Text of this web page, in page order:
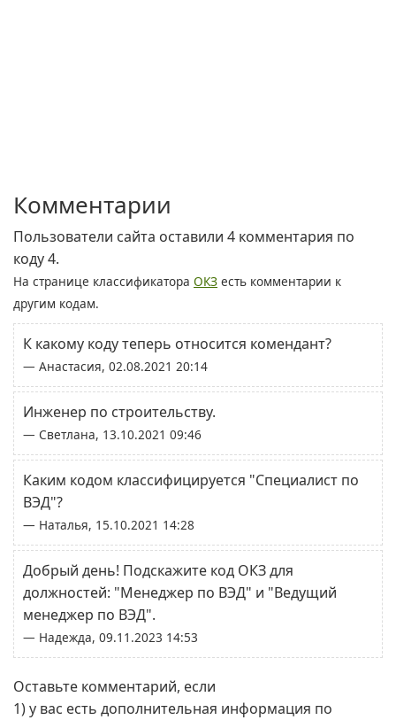
Комментарии
Пользователи сайта оставили 4 комментария по
коду 4.
На странице классификатора ОКЗ есть комментарии к
другим кодам.
К какому коду теперь относится комендант?
— Анастасия, 02.08.2021 20:14
Инженер по строительству.
— Светлана, 13.10.2021 09:46
Каким кодом классифицируется "Специалист по
ВЭД"?
— Наталья, 15.10.2021 14:28
Добрый день! Подскажите код ОКЗ для
должностей: "Менеджер по ВЭД" и "Ведущий
менеджер по ВЭД".
— Надежда, 09.11.2023 14:53
Оставьте комментарий, если
1) у вас есть дополнительная информация по